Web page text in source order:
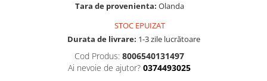
Solutie de indepartat rugina si
Sapun lichid, sapun
Tratament pentru par, conditioner
pentru par, masca de par
Vata demachianta
Tara de provenienta: Olanda
STOC EPUIZAT
Durata de livrare: 1-3 zile lucrătoare
Cod Produs: 8006540131497
Ai nevoie de ajutor? 0374493025